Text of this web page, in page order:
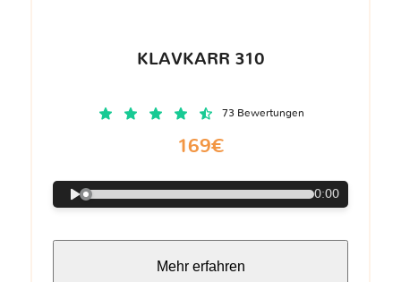
KLAVKARR 310
73 Bewertungen
169€
0:00
Mehr erfahren